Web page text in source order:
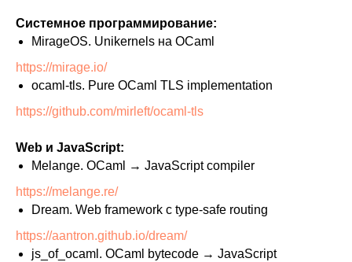
Системное программирование:
MirageOS. Unikernels на OCaml
https://mirage.io/
ocaml-tls. Pure OCaml TLS implementation
https://github.com/mirleft/ocaml-tls
Web и JavaScript:
Melange. OCaml → JavaScript compiler
https://melange.re/
Dream. Web framework с type-safe routing
https://aantron.github.io/dream/
js_of_ocaml. OCaml bytecode → JavaScript